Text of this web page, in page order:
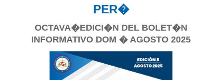
PER�
OCTAVA�EDICI�N DEL BOLET�N
INFORMATIVO DOM � AGOSTO 2025